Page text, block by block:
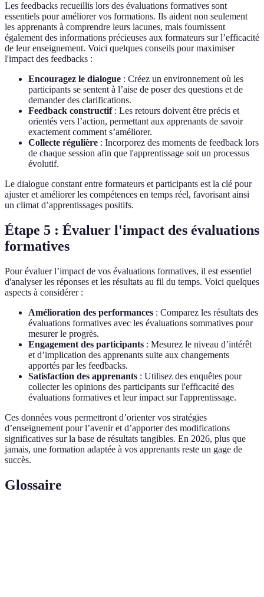
Les feedbacks recueillis lors des évaluations formatives sont
essentiels pour améliorer vos formations. Ils aident non seulement
les apprenants à comprendre leurs lacunes, mais fournissent
également des informations précieuses aux formateurs sur l’efficacité
de leur enseignement. Voici quelques conseils pour maximiser
l'impact des feedbacks :
Encouragez le dialogue : Créez un environnement où les
participants se sentent à l’aise de poser des questions et de
demander des clarifications.
Feedback constructif: Les retours doivent être précis et
orientés vers l’action, permettant aux apprenants de savoir
exactement comment s’améliorer.
Collecte régulière : Incorporez des moments de feedback lors
de chaque session afin que l'apprentissage soit un processus
évolutif.
Le dialogue constant entre formateurs et participants est la clé pour
ajuster et améliorer les compétences en temps réel, favorisant ainsi
un climat d’apprentissages positifs.
Étape 5 : Évaluer l'impact des évaluations
formatives
Pour évaluer l’impact de vos évaluations formatives, il est essentiel
d'analyser les réponses et les résultats au fil du temps. Voici quelques
aspects à considérer :
Amélioration des performances : Comparez les résultats des
évaluations formatives avec les évaluations sommatives pour
mesurer le progrès.
Engagement des participants : Mesurez le niveau d’intérêt
et d’implication des apprenants suite aux changements
apportés par les feedbacks.
Satisfaction des apprenants : Utilisez des enquêtes pour
collecter les opinions des participants sur l'efficacité des
évaluations formatives et leur impact sur l'apprentissage.
Ces données vous permettront d’orienter vos stratégies
d’enseignement pour l’avenir et d’apporter des modifications
significatives sur la base de résultats tangibles. En 2026, plus que
jamais, une formation adaptée à vos apprenants reste un gage de
succès.
Glossaire